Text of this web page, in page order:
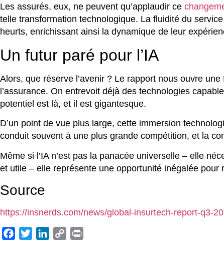
Les assurés, eux, ne peuvent qu’applaudir ce
telle transformation technologique. La fluidité du
heurts, enrichissant ainsi la dynamique de leur
Un futur paré pour l’IA
Alors, que réserve l’avenir ? Le rapport nous ouvre
l’assurance. On entrevoit déjà des technologies
potentiel est là, et il est gigantesque.
D’un point de vue plus large, cette immersion
conduit souvent à une plus grande compétition, et la
Même si l’IA n’est pas la panacée universelle – elle
et utile – elle représente une opportunité inégalée
Source
https://insnerds.com/news/global-insurtech-report-q3-
Facebook
TwitterLinkedIn
Copy